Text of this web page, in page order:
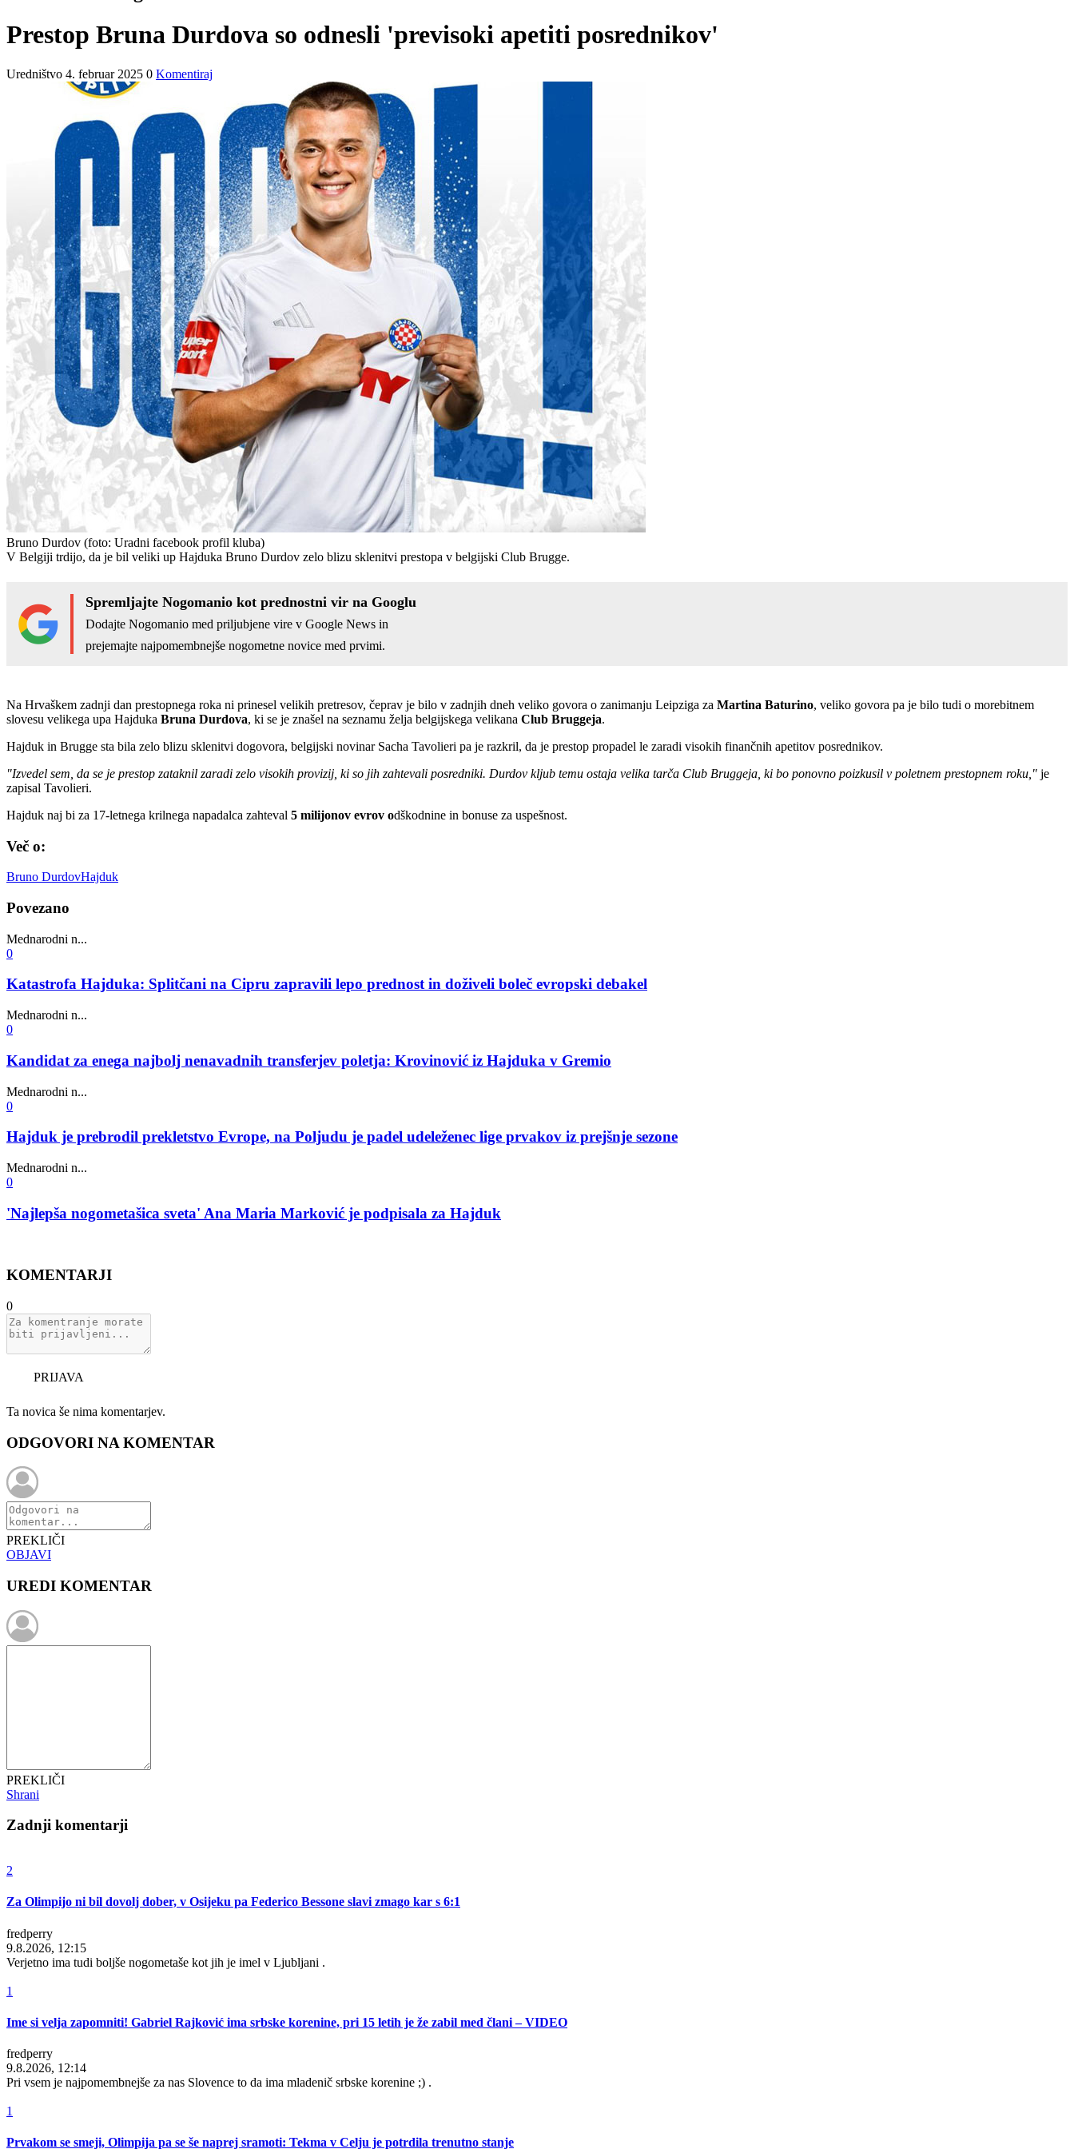
Prestop Bruna Durdova so odnesli 'previsoki apetiti posrednikov'
Uredništvo 4. februar 2025 0 Komentiraj
Bruno Durdov (foto: Uradni facebook profil kluba)
V Belgiji trdijo, da je bil veliki up Hajduka Bruno Durdov zelo blizu sklenitvi prestopa v belgijski Club Brugge.
Spremljajte Nogomanio kot prednostni vir na Googlu
Dodajte Nogomanio med priljubjene vire v Google News in
prejemajte najpomembnejše nogometne novice med prvimi.
Na Hrvaškem zadnji dan prestopnega roka ni prinesel velikih pretresov, čeprav je bilo v zadnjih dneh veliko govora o zanimanju Leipziga za Martina Baturino, veliko govora pa je bilo tudi o morebitnem
slovesu velikega upa Hajduka Bruna Durdova, ki se je znašel na seznamu želja belgijskega velikana Club Bruggeja.
Hajduk in Brugge sta bila zelo blizu sklenitvi dogovora, belgijski novinar Sacha Tavolieri pa je razkril, da je prestop propadel le zaradi visokih finančnih apetitov posrednikov.
"Izvedel sem, da se je prestop zataknil zaradi zelo visokih provizij, ki so jih zahtevali posredniki. Durdov kljub temu ostaja velika tarča Club Bruggeja, ki bo ponovno poizkusil v poletnem prestopnem roku," je
zapisal Tavolieri.
Hajduk naj bi za 17-letnega krilnega napadalca zahteval 5 milijonov evrov odškodnine in bonuse za uspešnost.
Več o:
Bruno DurdovHajduk
Povezano
Mednarodni n...
0
Katastrofa Hajduka: Splitčani na Cipru zapravili lepo prednost in doživeli boleč evropski debakel
Mednarodni n...
0
Kandidat za enega najbolj nenavadnih transferjev poletja: Krovinović iz Hajduka v Gremio
Mednarodni n...
0
Hajduk je prebrodil prekletstvo Evrope, na Poljudu je padel udeleženec lige prvakov iz prejšnje sezone
Mednarodni n...
0
'Najlepša nogometašica sveta' Ana Maria Marković je podpisala za Hajduk
KOMENTARJI
0
PRIJAVA
Ta novica še nima komentarjev.
ODGOVORI NA KOMENTAR
PREKLIČI
OBJAVI
UREDI KOMENTAR
PREKLIČI
Shrani
Zadnji komentarji
2
Za Olimpijo ni bil dovolj dober, v Osijeku pa Federico Bessone slavi zmago kar s 6:1
fredperry
9.8.2026, 12:15
Verjetno ima tudi boljše nogometaše kot jih je imel v Ljubljani .
1
Ime si velja zapomniti! Gabriel Rajković ima srbske korenine, pri 15 letih je že zabil med člani – VIDEO
fredperry
9.8.2026, 12:14
Pri vsem je najpomembnejše za nas Slovence to da ima mladenič srbske korenine ;) .
1
Prvakom se smeji, Olimpija pa se še naprej sramoti: Tekma v Celju je potrdila trenutno stanje